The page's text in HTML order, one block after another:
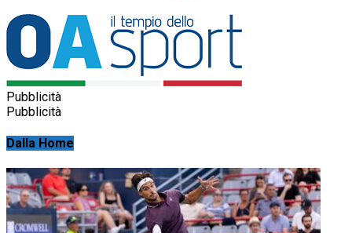
Pubblicità
Pubblicità
Dalla Home